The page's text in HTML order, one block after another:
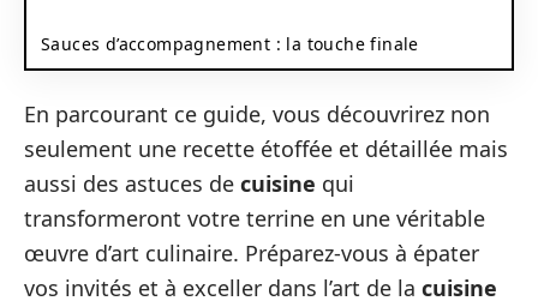
Sauces d’accompagnement : la touche finale
En parcourant ce guide, vous découvrirez non
seulement une recette étoffée et détaillée mais
aussi des astuces de cuisine qui
transformeront votre terrine en une véritable
œuvre d’art culinaire. Préparez-vous à épater
vos invités et à exceller dans l’art de la cuisine